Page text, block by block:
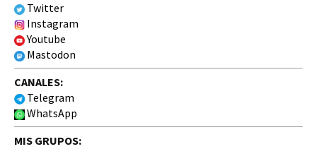
Twitter
Instagram
Youtube
Mastodon
CANALES:
Telegram
WhatsApp
MIS GRUPOS: